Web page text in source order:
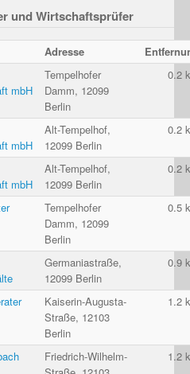
und Wirtschaftsprüfer
Adresse
mbH
Tempelhofer
Damm, 12099
Berlin
0.2
mbH
Alt-Tempelhof,
12099 Berlin
0.2
mbH
Alt-Tempelhof,
12099 Berlin
0.2
Tempelhofer
Damm, 12099
Berlin
0.5
Germaniastraße,
12099 Berlin
0.9
Kaiserin-Augusta-
Straße, 12103
Berlin
1.2
Friedrich-Wilhelm-
1.2